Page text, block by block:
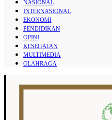
NASIONAL
INTERNASIONAL
EKONOMI
PENDIDIKAN
OPINI
KESEHATAN
MULTIMEDIA
OLAHRAGA